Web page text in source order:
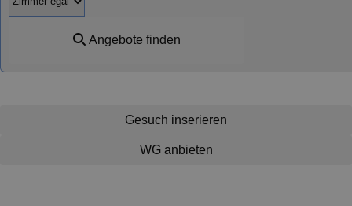
Angebote finden
Gesuch inserieren
WG anbieten